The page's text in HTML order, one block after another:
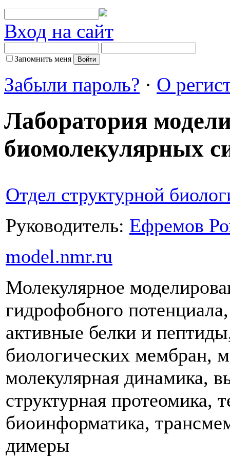
Вход на сайт
Запомнить меня
Забыли пароль? · О
Лаборатория
биомолекулярных
Отдел структурной
Руководитель: Ефремов
model.nmr.ru
Молекулярное
гидрофобного
активные белки и
биологических мембран,
молекулярная динамика,
структурная протеомика,
биоинформатика,
димеры